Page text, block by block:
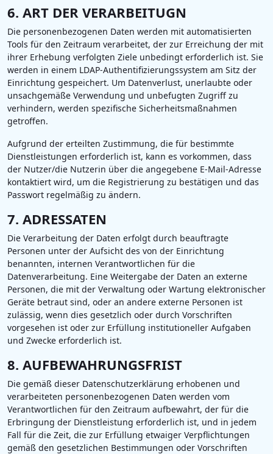
6. ART DER VERARBEITUGN
Die personenbezogenen Daten werden mit automatisierten
Tools für den Zeitraum verarbeitet, der zur Erreichung der mit
ihrer Erhebung verfolgten Ziele unbedingt erforderlich ist. Sie
werden in einem LDAP-Authentifizierungssystem am Sitz der
Einrichtung gespeichert. Um Datenverlust, unerlaubte oder
unsachgemäße Verwendung und unbefugten Zugriff zu
verhindern, werden spezifische Sicherheitsmaßnahmen
getroffen.
Aufgrund der erteilten Zustimmung, die für bestimmte
Dienstleistungen erforderlich ist, kann es vorkommen, dass
der Nutzer/die Nutzerin über die angegebene E-Mail-Adresse
kontaktiert wird, um die Registrierung zu bestätigen und das
Passwort regelmäßig zu ändern.
7. ADRESSATEN
Die Verarbeitung der Daten erfolgt durch beauftragte
Personen unter der Aufsicht des von der Einrichtung
benannten, internen Verantwortlichen für die
Datenverarbeitung. Eine Weitergabe der Daten an externe
Personen, die mit der Verwaltung oder Wartung elektronischer
Geräte betraut sind, oder an andere externe Personen ist
zulässig, wenn dies gesetzlich oder durch Vorschriften
vorgesehen ist oder zur Erfüllung institutioneller Aufgaben
und Zwecke erforderlich ist.
8. AUFBEWAHRUNGSFRIST
Die gemäß dieser Datenschutzerklärung erhobenen und
verarbeiteten personenbezogenen Daten werden vom
Verantwortlichen für den Zeitraum aufbewahrt, der für die
Erbringung der Dienstleistung erforderlich ist, und in jedem
Fall für die Zeit, die zur Erfüllung etwaiger Verpflichtungen
gemäß den gesetzlichen Bestimmungen oder Vorschriften